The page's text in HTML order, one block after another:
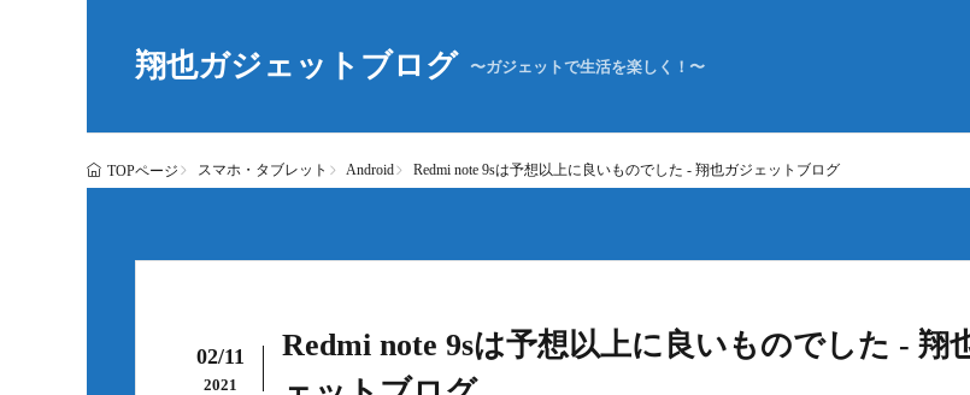
翔也ガジェットブログ 〜ガジェットで生活を楽しく！〜
TOPページ スマホ・タブレット Android Redmi note 9sは予想以上に良いものでした - 翔也ガジェットブログ
02/11
2021
Redmi note 9sは予想以上に良いものでした - 翔